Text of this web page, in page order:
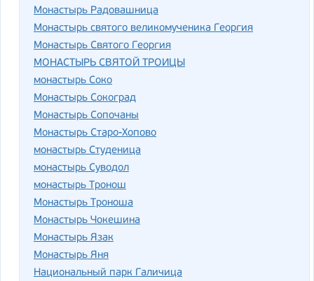
Монастырь Радовашница
Монастырь святого великомученика Георгия
Монастырь Святого Георгия
МОНАСТЫРЬ СВЯТОЙ ТРОИЦЫ
монастырь Соко
Монастырь Сокоград
Монастырь Сопочаны
Монастырь Старо-Хопово
монастырь Студеница
монастырь Суводол
монастырь Тронош
Монастырь Троноша
Монастырь Чокешина
Монастырь Язак
Монастырь Яня
Национальный парк Галичица